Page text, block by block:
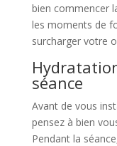
bien commencer
les moments de
surcharger votre
séance
Avant de vous
pensez à bien
Pendant la